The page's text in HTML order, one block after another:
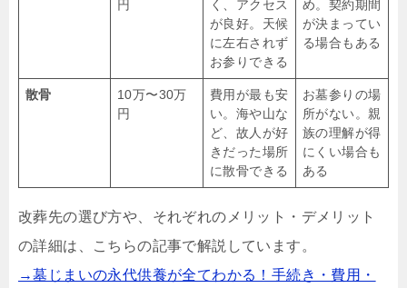
円
く、アクセス
が良好。天候
に左右されず
お参りできる
め。契約期間
が決まってい
る場合もある
散骨
10万〜30万
円
費用が最も安
い。海や山な
ど、故人が好
きだった場所
に散骨できる
お墓参りの場
所がない。親
族の理解が得
にくい場合も
ある
改葬先の選び方や、それぞれのメリット・デメリット
の詳細は、こちらの記事で解説しています。
→墓じまいの永代供養が全てわかる！手続き・費用・